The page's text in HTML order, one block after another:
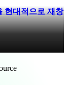
현대적으로 재창